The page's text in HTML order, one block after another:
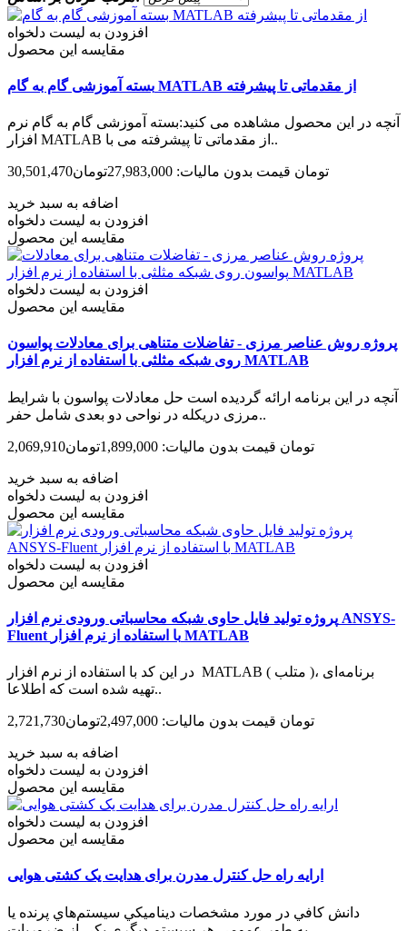
افزودن به لیست دلخواه
مقایسه این محصول
بسته آموزشی گام به گام MATLAB از مقدماتی تا پیشرفته
آنچه در این محصول مشاهده می کنید:بسته آموزشی گام به گام نرم
افزار MATLAB از مقدماتی تا پیشرفته می با..
30,501,470تومان قیمت بدون مالیات: 27,983,000تومان
اضافه به سبد خرید
افزودن به لیست دلخواه
مقایسه این محصول
افزودن به لیست دلخواه
مقایسه این محصول
پروژه روش عناصر مرزی - تفاضلات متناهی برای معادلات پواسون
روی شبکه مثلثی با استفاده از نرم افزار MATLAB
آنچه در این برنامه ارائه گردیده است حل معادلات پواسون با شرایط
مرزی دریکله در نواحی دو بعدی شامل حفر..
2,069,910تومان قیمت بدون مالیات: 1,899,000تومان
اضافه به سبد خرید
افزودن به لیست دلخواه
مقایسه این محصول
افزودن به لیست دلخواه
مقایسه این محصول
پروژه تولید فایل حاوی شبکه محاسباتی ورودی نرم افزار ANSYS-
Fluent با استفاده از نرم افزار MATLAB
در این کد با استفاده از نرم افزار MATLAB ( متلب )، برنامه‌­ای
تهیه شده است که اطلاعا..
2,721,730تومان قیمت بدون مالیات: 2,497,000تومان
اضافه به سبد خرید
افزودن به لیست دلخواه
مقایسه این محصول
افزودن به لیست دلخواه
مقایسه این محصول
ارایه راه حل کنترل مدرن برای هدایت یک کشتی هوایی
دانش كافي در مورد مشخصات ديناميكي سيستم‌هاي پرنده يا